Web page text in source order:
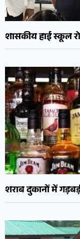
शासकीय हाई स्कूल
शराब दुकानों में